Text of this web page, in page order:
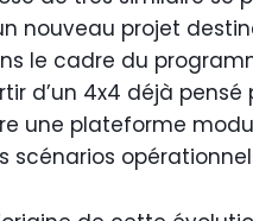
nouveau projet
le cadre du
d’un 4x4 déjà
une plateforme
scénarios